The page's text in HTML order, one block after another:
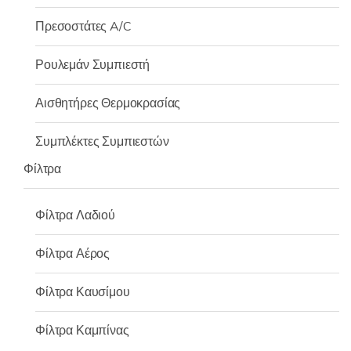
Πρεσοστάτες A/C
Ρουλεμάν Συμπιεστή
Αισθητήρες Θερμοκρασίας
Συμπλέκτες Συμπιεστών
Φίλτρα
Φίλτρα Λαδιού
Φίλτρα Αέρος
Φίλτρα Καυσίμου
Φίλτρα Καμπίνας